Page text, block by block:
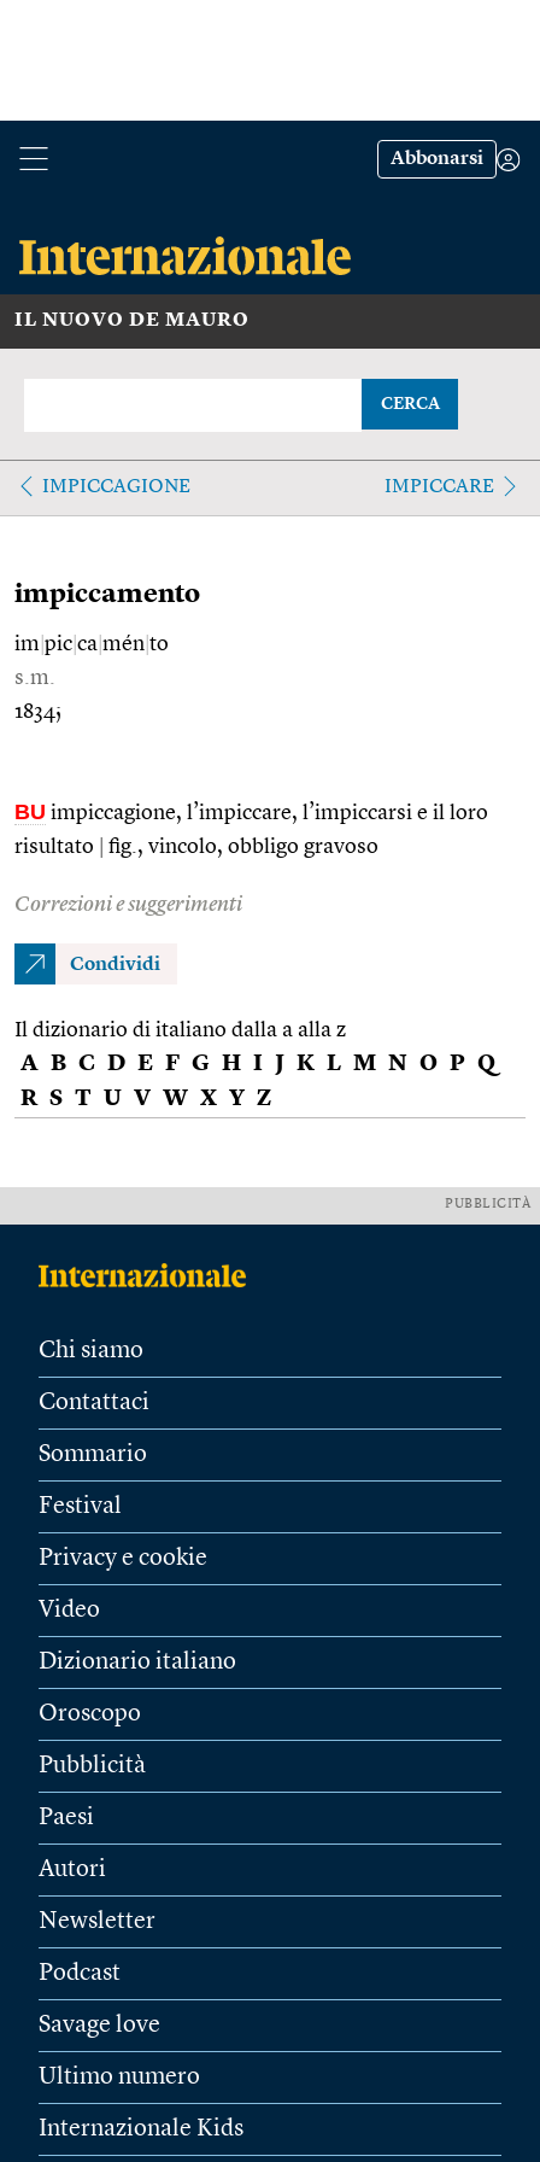
Abbonarsi
IL NUOVO DE MAURO
CERCA
IMPICCAGIONE IMPICCARE
impiccamento
im pic ca mén to
s.m.
1834;
BU impiccagione, l’impiccare, l’impiccarsi e il loro
risultato
fig., vincolo, obbligo gravoso
Correzioni e suggerimenti
Condividi
Il dizionario di italiano dalla a alla z
A B C D E F G H I J K L M N O P Q
R S T U V W X Y Z
PUBBLICITÀ
Chi siamo
Contattaci
Sommario
Festival
Privacy e cookie
Video
Dizionario italiano
Oroscopo
Pubblicità
Paesi
Autori
Newsletter
Podcast
Savage love
Ultimo numero
Internazionale Kids